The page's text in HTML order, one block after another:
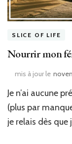
SLICE OF LIFE
Nourrir mon
mis à jour le
Je n’ai aucune
(plus par
je relais dès que